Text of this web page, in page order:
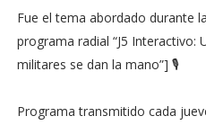
Fue el tema abordado durante
programa radial “J5 Interactivo:
militares se dan la mano”] 🎙
Programa transmitido cada